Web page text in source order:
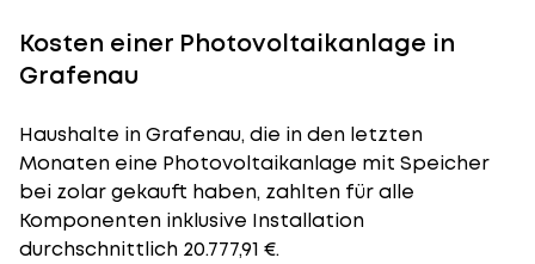
Kosten einer Photovoltaikanlage in
Grafenau
Haushalte in Grafenau, die in den letzten
Monaten eine Photovoltaikanlage mit Speicher
bei zolar gekauft haben, zahlten für alle
Komponenten inklusive Installation
durchschnittlich 20.777,91 €.